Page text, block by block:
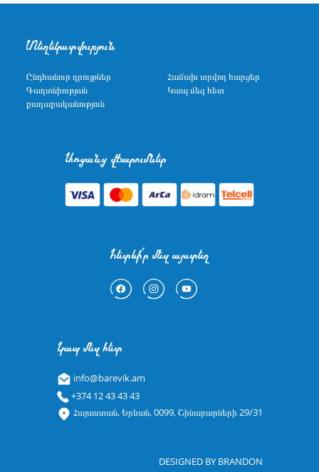
Տեղեկատվություն
Ընդհանուր դրույթներ
Գաղտնիության
քաղաքականություն
Հաճախ տրվող հարցեր
Կապ մեզ հետ
Առցանց վճարումներ
Հետևի՛ր մեզ այստեղ
Կապ մեզ հետ
info@barevik.am
+374 12 43 43 43
Հայաստան, Երևան, 0099, Շինարարների 29/31
DESIGNED BY BRANDON